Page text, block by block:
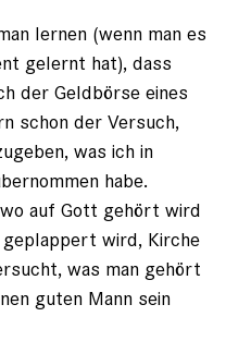
lernen (wenn man es
gelernt hat), dass
der Geldbörse eines
schon der Versuch,
was ich in
habe.
auf Gott gehört wird
wird, Kirche
was man gehört
guten Mann sein